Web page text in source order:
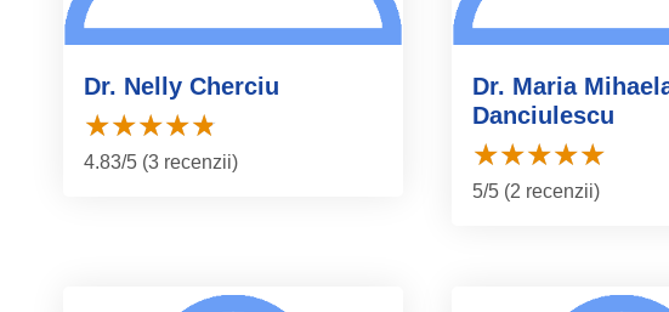
Dr. Nelly Cherciu
4.83/5 (3 recenzii)
Dr. Maria
Danciulescu
5/5 (2 recenzii)